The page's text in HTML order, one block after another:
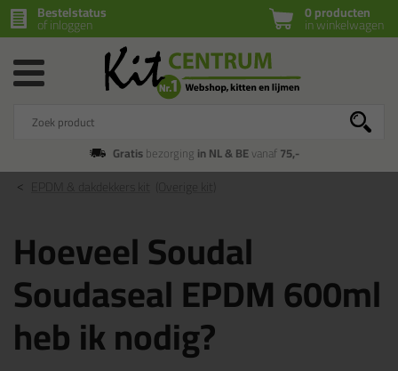
0 producten
in winkelwagen
Bestelstatus
of inloggen
Gratisbezorging in NL & BEvanaf75,-
Hoeveel Soudal
Soudaseal EPDM 600ml
heb ik nodig?